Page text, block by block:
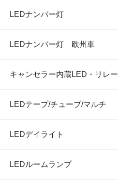
LEDナンバー灯
LEDナンバー灯 欧州車
キャンセラー内蔵LED・リレー
LEDテープ/チューブ/マルチ
LEDデイライト
LEDルームランプ